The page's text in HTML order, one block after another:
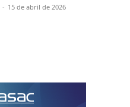
- 15 de abril de 2026